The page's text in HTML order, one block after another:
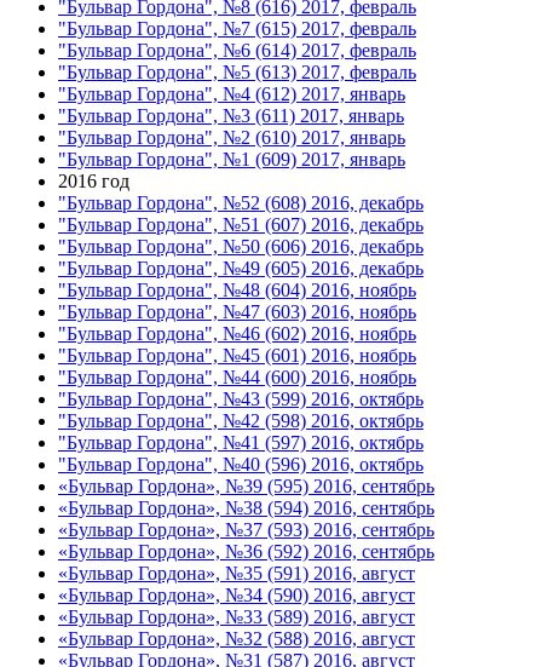
"Бульвар Гордона", №8 (616) 2017, февраль
"Бульвар Гордона", №7 (615) 2017, февраль
"Бульвар Гордона", №6 (614) 2017, февраль
"Бульвар Гордона", №5 (613) 2017, февраль
"Бульвар Гордона", №4 (612) 2017, январь
"Бульвар Гордона", №3 (611) 2017, январь
"Бульвар Гордона", №2 (610) 2017, январь
"Бульвар Гордона", №1 (609) 2017, январь
2016 год
"Бульвар Гордона", №52 (608) 2016, декабрь
"Бульвар Гордона", №51 (607) 2016, декабрь
"Бульвар Гордона", №50 (606) 2016, декабрь
"Бульвар Гордона", №49 (605) 2016, декабрь
"Бульвар Гордона", №48 (604) 2016, ноябрь
"Бульвар Гордона", №47 (603) 2016, ноябрь
"Бульвар Гордона", №46 (602) 2016, ноябрь
"Бульвар Гордона", №45 (601) 2016, ноябрь
"Бульвар Гордона", №44 (600) 2016, ноябрь
"Бульвар Гордона", №43 (599) 2016, октябрь
"Бульвар Гордона", №42 (598) 2016, октябрь
"Бульвар Гордона", №41 (597) 2016, октябрь
"Бульвар Гордона", №40 (596) 2016, октябрь
«Бульвар Гордона», №39 (595) 2016, сентябрь
«Бульвар Гордона», №38 (594) 2016, сентябрь
«Бульвар Гордона», №37 (593) 2016, сентябрь
«Бульвар Гордона», №36 (592) 2016, сентябрь
«Бульвар Гордона», №35 (591) 2016, август
«Бульвар Гордона», №34 (590) 2016, август
«Бульвар Гордона», №33 (589) 2016, август
«Бульвар Гордона», №32 (588) 2016, август
«Бульвар Гордона», №31 (587) 2016, август